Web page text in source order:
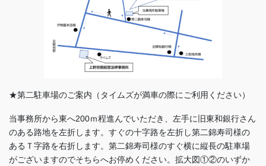
★第二駐車場のご案内（タイムズが満車の際にご利用ください）
当事務所から東へ200ｍ程進んでいただき、左手に旧東和銀行さん
のある路地を左折します。すぐの十字路を左折し第二錦寿司様の
あるＴ字路を右折します。第二錦寿司様のすぐ横に縦長の駐車場
がございますのでそちらへお停めください。拡大図①②のいずか